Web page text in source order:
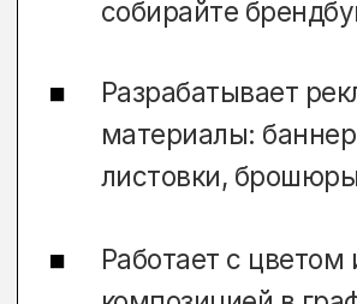
много практики: уроки живописи,
создание макетов и коллажей,
освоение программ и обсуждение
проектов с преподавателями в
и экзамены проходят очно